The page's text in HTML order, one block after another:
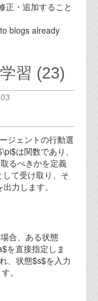
正・追加すること
blogs already
習 (23)
ジェントの行動選
は関数であり、
るべきかを定義
て受け取り、そ
力します。
合、ある状態
を直接指定しま
、状態$s$を入力
。